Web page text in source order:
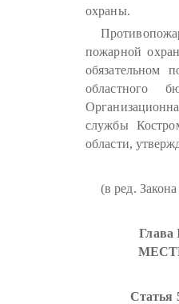
охраны.
пожарной
обязательном
областного
службы
области,
(в ред.
Статья